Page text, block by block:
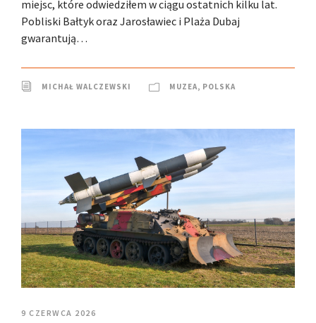
miejsc, które odwiedziłem w ciągu ostatnich kilku lat.
Pobliski Bałtyk oraz Jarosławiec i Plaża Dubaj
gwarantują…
MICHAŁ WALCZEWSKI MUZEA, POLSKA
9 CZERWCA 2026